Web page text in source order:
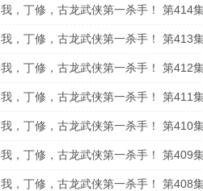
我，丁修，古龙武侠第一杀手！ 第414
我，丁修，古龙武侠第一杀手！ 第413
我，丁修，古龙武侠第一杀手！ 第412
我，丁修，古龙武侠第一杀手！ 第411
我，丁修，古龙武侠第一杀手！ 第410
我，丁修，古龙武侠第一杀手！ 第409
我，丁修，古龙武侠第一杀手！ 第408